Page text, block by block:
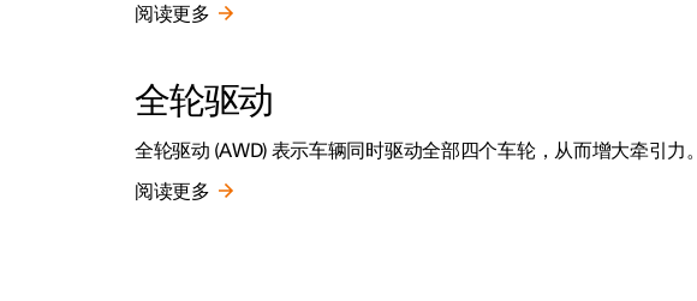
阅读更多
全轮驱动
全轮驱动 (AWD) 表示车辆同时驱动全部四个车轮，从而增大牵引力。
阅读更多